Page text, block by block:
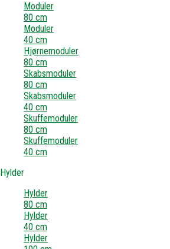
Moduler
80 cm
Moduler
40 cm
Hjørnemoduler
80 cm
Skabsmoduler
80 cm
Skabsmoduler
40 cm
Skuffemoduler
80 cm
Skuffemoduler
40 cm
Hylder
Hylder
80 cm
Hylder
40 cm
Hylder